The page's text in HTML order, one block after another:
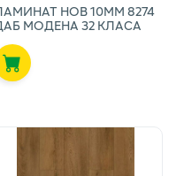
НОВ 10ММ 8274
МОДЕНА 32 КЛАСА